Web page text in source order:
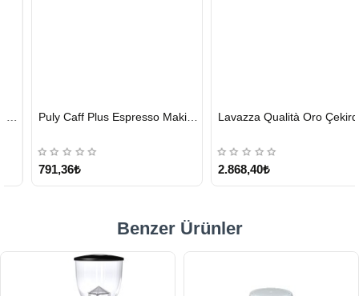
GÖNDERİ
Puly Caff Plus Espresso Makinesi Temizleyici Tablet 100 x 1.35 G
791,36₺
GÖNDERİ
Lavazza Qualità Oro Çekirdek Kahve 1 KG x 2
2.868,40₺
Benzer Ürünler